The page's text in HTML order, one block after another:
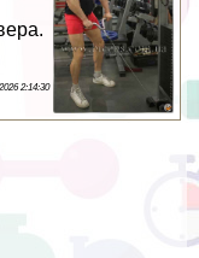
2:14:30